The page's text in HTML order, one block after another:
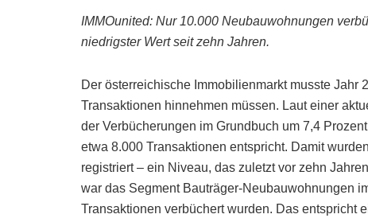
IMMOunited: Nur 10.000 Neubauwohnungen
niedrigster Wert seit zehn Jahren.
Der österreichische Immobilienmarkt musste
Transaktionen hinnehmen müssen. Laut einer
der Verbücherungen im Grundbuch um 7,4
etwa 8.000 Transaktionen entspricht. Damit
registriert – ein Niveau, das zuletzt vor zehn
war das Segment Bauträger-Neubauwohnungen
Transaktionen verbüchert wurden. Das entspricht